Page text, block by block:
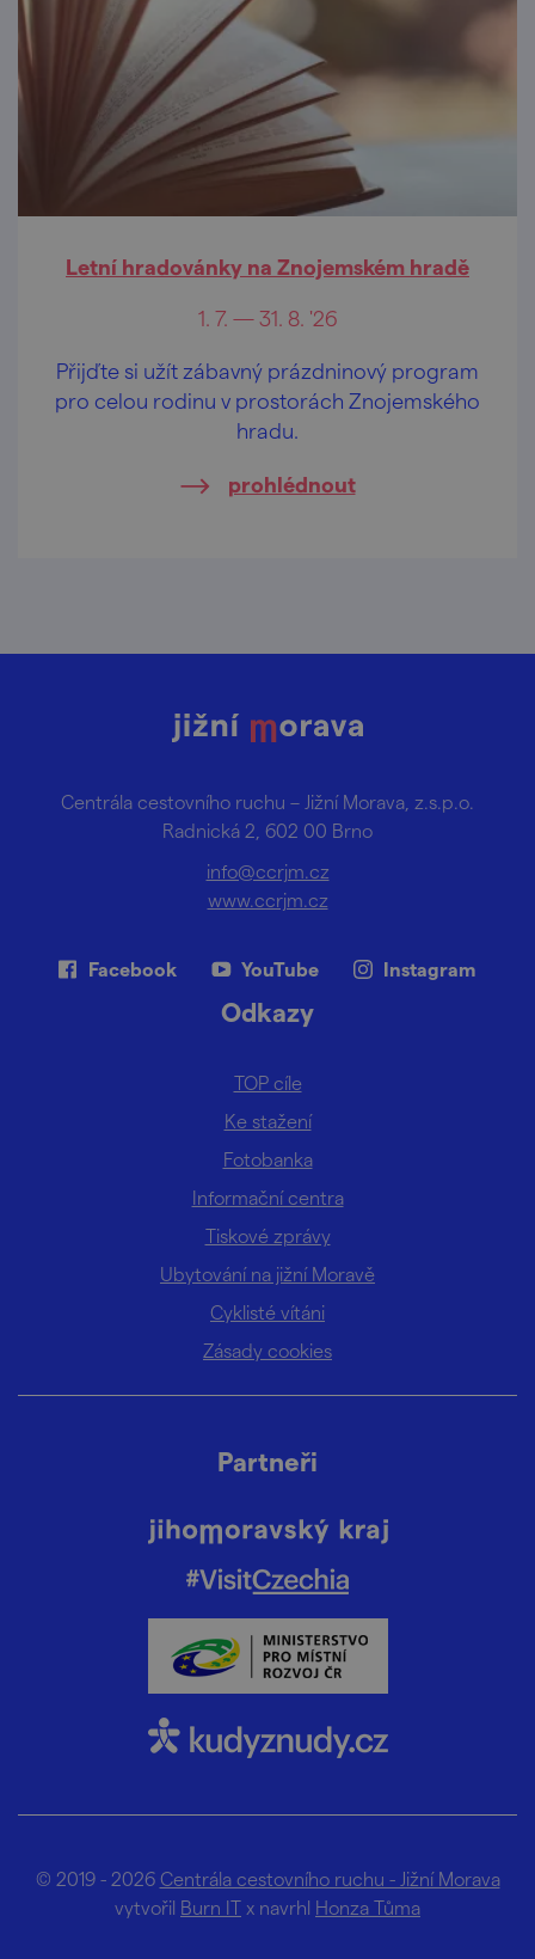
Letní hradovánky na Znojemském hradě
1. 7. — 31. 8. '26
Přijďte si užít zábavný prázdninový program
pro celou rodinu v prostorách Znojemského
hradu.
prohlédnout
Centrála cestovního ruchu – Jižní Morava, z.s.p.o.
Radnická 2, 602 00 Brno
info@ccrjm.cz
www.ccrjm.cz
Facebook YouTube Instagram
Odkazy
TOP cíle
Ke stažení
Fotobanka
Informační centra
Tiskové zprávy
Ubytování na jižní Moravě
Cyklisté vítáni
Zásady cookies
Partneři
© 2019 - 2026 Centrála cestovního ruchu - Jižní Morava
vytvořil Burn IT x navrhl Honza Tůma